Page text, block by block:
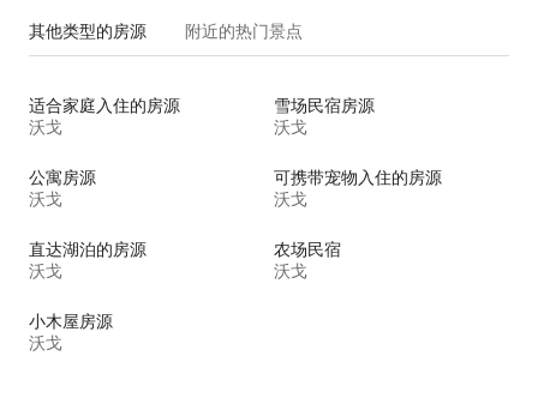
其他类型的房源 附近的热门景点
适合家庭入住的房源
沃戈
雪场民宿房源
沃戈
公寓房源
沃戈
可携带宠物入住的房源
沃戈
直达湖泊的房源
沃戈
农场民宿
沃戈
小木屋房源
沃戈